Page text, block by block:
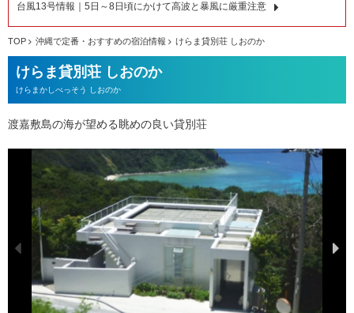
台風13号情報｜5日～8日頃にかけて高波と暴風に厳重注意
TOP 沖縄で定番・おすすめの宿泊情報 けらま貸別荘 しおのか
けらま貸別荘 しおのか
けらまかしべっそう しおのか
渡嘉敷島の海が望める眺めの良い貸別荘